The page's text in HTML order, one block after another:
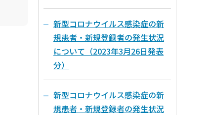
新型コロナウイルス感染症の新
規患者・新規登録者の発生状況
について（2023年3月26日発表
分）
新型コロナウイルス感染症の新
規患者・新規登録者の発生状況